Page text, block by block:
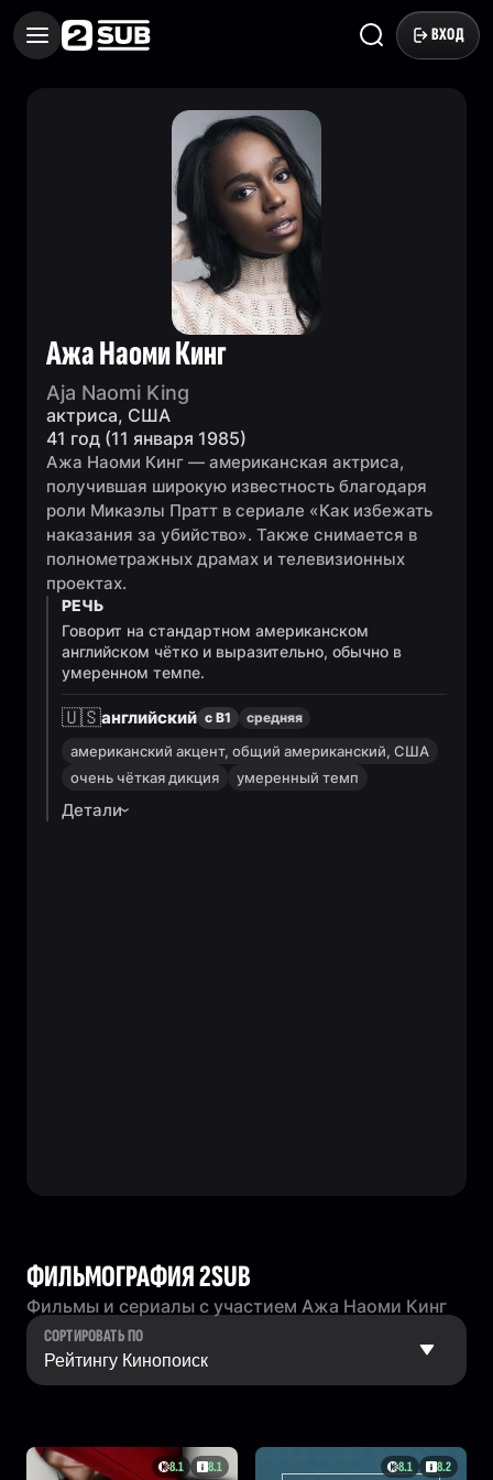
ВХОД
Ажа Наоми Кинг
Aja Naomi King
актриса, США
41 год (11 января 1985)
Ажа Наоми Кинг — американская актриса,
получившая широкую известность благодаря
роли Микаэлы Пратт в сериале «Как избежать
наказания за убийство». Также снимается в
полнометражных драмах и телевизионных
проектах.
РЕЧЬ
Говорит на стандартном американском
английском чётко и выразительно, обычно в
умеренном темпе.
🇺🇸английский с B1 средняя
американский акцент, общий американский, США
очень чёткая дикция
умеренный темп
Детали
ФИЛЬМОГРАФИЯ 2SUB
Фильмы и сериалы с участием Ажа Наоми Кинг
СОРТИРОВАТЬ ПО
8.1 8.1 8.1 8.2